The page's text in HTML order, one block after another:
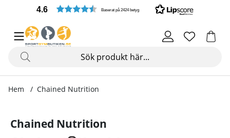
4.6 Baserat på 2424 betyg
Hem Chained Nutrition
Chained Nutrition